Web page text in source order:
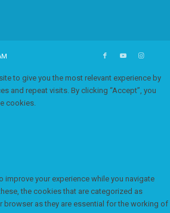
to give you the most relevant experience by
and repeat visits. By clicking “Accept”, you
cookies.
your experience while you navigate
the cookies that are categorized as
browser as they are essential for the working of